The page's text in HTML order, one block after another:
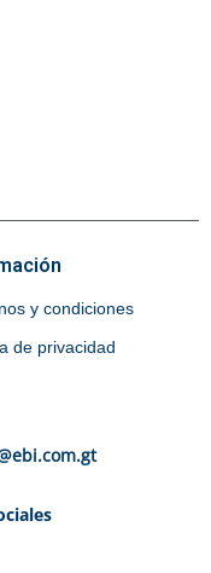
y condiciones
de privacidad